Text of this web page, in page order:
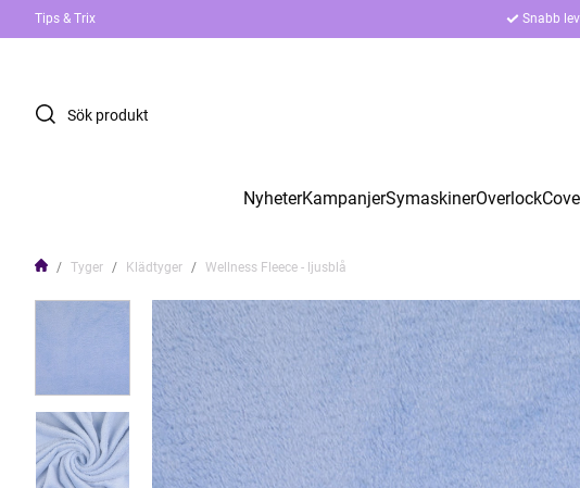
Tips & Trix Snabb
NyheterKampanjerSymaskinerOverlock
Tyger Klädtyger Wellness Fleece - ljusblå